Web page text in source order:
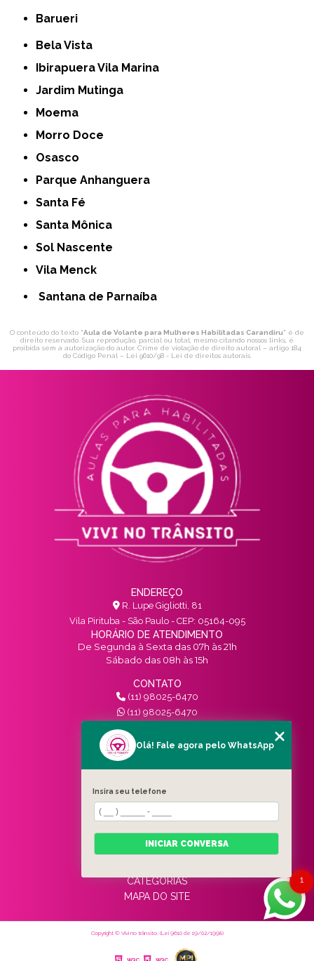
Barueri
Bela Vista
Ibirapuera Vila Marina
Jardim Mutinga
Moema
Morro Doce
Osasco
Parque Anhanguera
Santa Fé
Santa Mônica
Sol Nascente
Vila Menck
Santana de Parnaíba
O conteúdo do texto "Aula de Volante para Mulheres Habilitadas Carandiru" é de
direito reservado. Sua reprodução, parcial ou total, mesmo citando nossos links, é
proibida sem a autorização do autor. Crime de violação de direito autoral – artigo 184
do Código Penal – Lei 9610/98 - Lei de direitos autorais.
ENDEREÇO
R. Lupe Gigliotti, 81
Vila Pirituba - São Paulo - CEP: 05164-095
HORÁRIO DE ATENDIMENTO
De Segunda à Sexta das 07h às 21h
Sábado das 08h às 15h
CONTATO
(11) 98025-6470
(11) 98025-6470
contato@vivinotransito.com.br
SIGA-NOS!
MENU
HOME
QUEM SOMOS
SERVIÇOS
BLOG
CATEGORIAS
MAPA DO SITE
Copyright © Vivi no trânsito. (Lei 9610 de 19/02/1998)
W3C W3C
1
Olá! Fale agora pelo WhatsApp
Insira seu telefone
INICIAR CONVERSA